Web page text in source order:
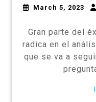
March 5, 2023
Gran parte del
radica en el
que se va a